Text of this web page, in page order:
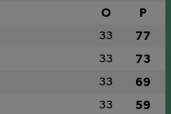
O P
33 77
33 73
33 69
33 59